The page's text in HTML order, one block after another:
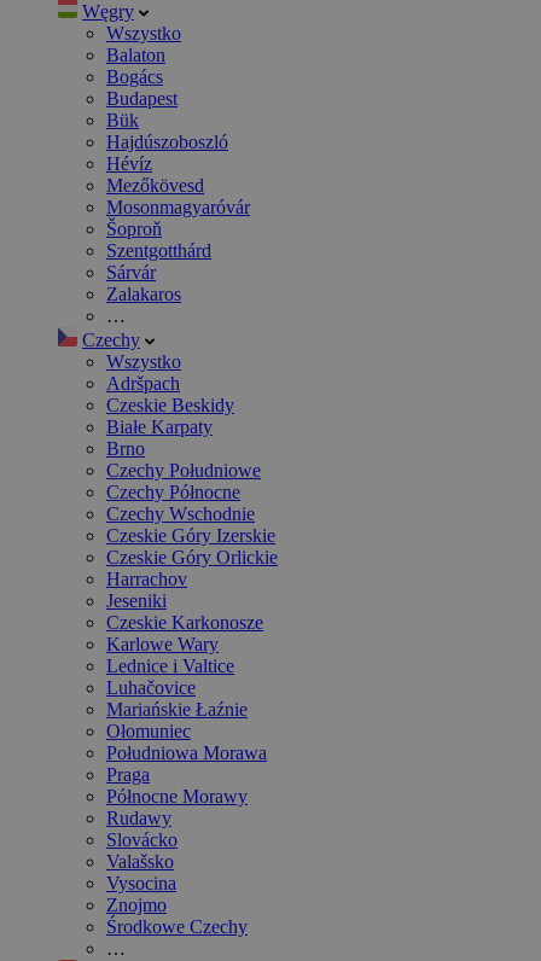
Węgry
Wszystko
Balaton
Bogács
Budapest
Bük
Hajdúszoboszló
Hévíz
Mezőkövesd
Mosonmagyaróvár
Šoproň
Szentgotthárd
Sárvár
Zalakaros
…
Czechy
Wszystko
Adršpach
Czeskie Beskidy
Białe Karpaty
Brno
Czechy Południowe
Czechy Północne
Czechy Wschodnie
Czeskie Góry Izerskie
Czeskie Góry Orlickie
Harrachov
Jeseniki
Czeskie Karkonosze
Karlowe Wary
Lednice i Valtice
Luhačovice
Mariańskie Łaźnie
Ołomuniec
Południowa Morawa
Praga
Północne Morawy
Rudawy
Slovácko
Valašsko
Vysocina
Znojmo
Środkowe Czechy
…